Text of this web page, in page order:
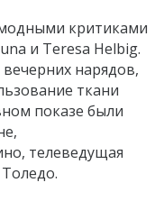
критиками
и Teresa Helbig.
нарядов,
ткани
показе были
телеведущая